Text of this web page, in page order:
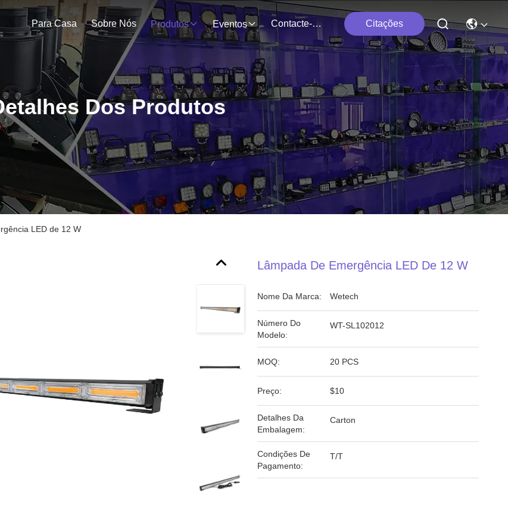
Para Casa Sobre Nós Produtos Eventos Contacte-Nos Citações
Dos Produtos
LED de 12 W
Lâmpada De Emergência LED De 12 W
Nome Da Marca: Wetech
Número Do
Modelo:
WT-SL102012
MOQ: 20 PCS
Preço: $10
Detalhes Da
Embalagem:
Carton
Condições De
Pagamento:
T/T